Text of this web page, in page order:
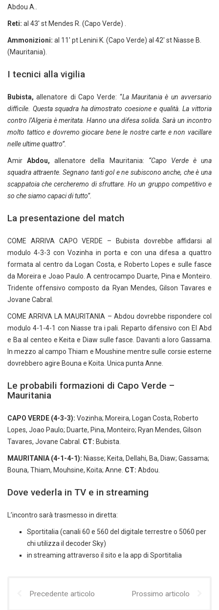
Abdou A..
Reti: al 43′ st Mendes R. (Capo Verde) .
Ammonizioni: al 11′ pt Lenini K. (Capo Verde) al 42′ st Niasse B.
(Mauritania).
I tecnici alla vigilia
Bubista, allenatore di Capo Verde: “La Mauritania è un avversario
difficile. Questa squadra ha dimostrato coesione e qualità. La vittoria
contro l’Algeria è meritata. Hanno una difesa solida. Sarà un incontro
molto tattico e dovremo giocare bene le nostre carte e non vacillare
nelle ultime quattro”.
AmirAbdou, allenatore della Mauritania: “Capo Verde è una
squadra attraente. Segnano tanti gol e ne subiscono anche, che è una
scappatoia che cercheremo di sfruttare. Ho un gruppo competitivo e
so che siamo capaci di tutto”.
La presentazione del match
COME ARRIVA CAPO VERDE – Bubista dovrebbe affidarsi al
modulo 4-3-3 con Vozinha in porta e con una difesa a quattro
formata al centro da Logan Costa, e Roberto Lopes e sulle fasce
da Moreira e Joao Paulo. A centrocampo Duarte, Pina e Monteiro.
Tridente offensivo composto da Ryan Mendes, Gilson Tavares e
Jovane Cabral.
COME ARRIVA LA MAURITANIA – Abdou dovrebbe rispondere col
modulo 4-1-4-1 con Niasse tra i pali. Reparto difensivo con El Abd
e Ba al centeo e Keita e Diaw sulle fasce. Davanti a loro Gassama.
In mezzo al campo Thiam e Moushine mentre sulle corsie esterne
dovrebbero agire Bouna e Koita. Unica punta Anne.
Le probabili formazioni di Capo Verde –
Mauritania
CAPO VERDE (4-3-3): Vozinha; Moreira, Logan Costa, Roberto
Lopes, Joao Paulo; Duarte, Pina, Monteiro; Ryan Mendes, Gilson
Tavares, Jovane Cabral. CT: Bubista.
MAURITANIA (4-1-4-1): Niasse; Keita, Dellahi, Ba, Diaw; Gassama;
Bouna, Thiam, Mouhsine, Koita; Anne. CT: Abdou.
Dove vederla in TV e in streaming
L’incontro sarà trasmesso in diretta:
Sportitalia (canali 60 e 560 del digitale terrestre o 5060 per
chi utilizza il decoder Sky)
in streaming attraverso il sito e la app di Sportitalia
Precedente articolo Prossimo articolo